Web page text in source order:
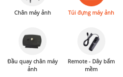
Chân máy ảnh Túi đựng máy ảnh
Đầu quay chân máy
ảnh
Remote - Dây bấm
mềm